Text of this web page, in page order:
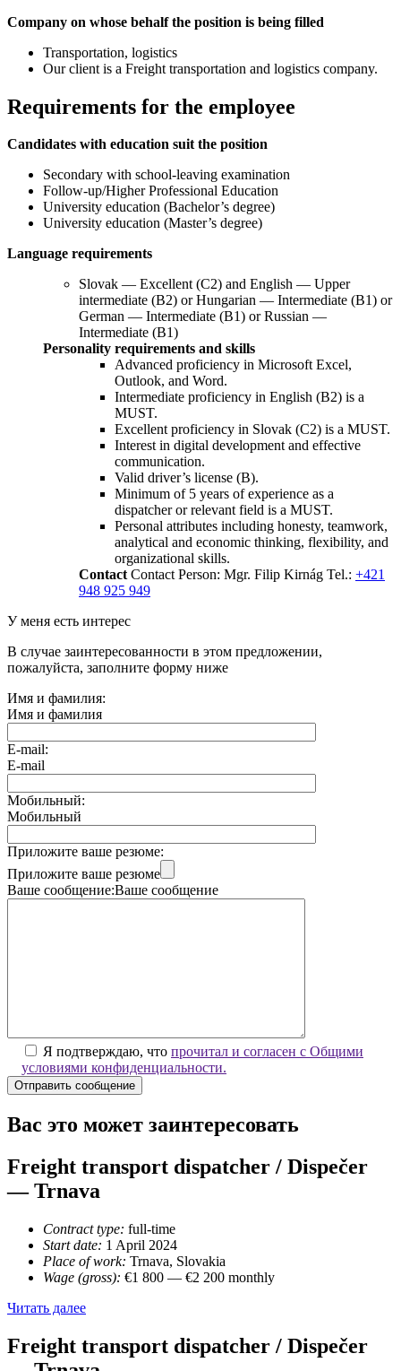
Company on whose behalf the position is being filled
Transportation, logistics
Our client is a Freight transportation and logistics company.
Requirements for the employee
Candidates with education suit the position
Secondary with school-leaving examination
Follow-up/Higher Professional Education
University education (Bachelor’s degree)
University education (Master’s degree)
Language requirements
Slovak — Excellent (C2) and English — Upper
intermediate (B2) or Hungarian — Intermediate (B1) or
German — Intermediate (B1) or Russian —
Intermediate (B1)
Personality requirements and skills
Advanced proficiency in Microsoft Excel,
Outlook, and Word.
Intermediate proficiency in English (B2) is a
MUST.
Excellent proficiency in Slovak (C2) is a MUST.
Interest in digital development and effective
communication.
Valid driver’s license (B).
Minimum of 5 years of experience as a
dispatcher or relevant field is a MUST.
Personal attributes including honesty, teamwork,
analytical and economic thinking, flexibility, and
organizational skills.
ContactContact Person: Mgr. Filip Kirnág Tel.: +421
948 925 949
У меня есть интерес
В случае заинтересованности в этом предложении,
пожалуйста, заполните форму ниже
Имя и фамилия:
Имя и фамилия
E-mail:
E-mail
Мобильный:
Мобильный
Приложите ваше резюме:
Приложите ваше резюме
Ваше сообщение:Ваше сообщение
Я подтверждаю, что прочитал и согласен с Общими
условиями конфиденциальности.
Вас это может заинтересовать
Freight transport dispatcher / Dispečer
— Trnava
Contract type: full-time
Start date: 1 April 2024
Place of work: Trnava, Slovakia
Wage (gross): €1 800 — €2 200 monthly
Читать далееFreight
dispatcher
/
Freight transport dispatcher / Dispečer